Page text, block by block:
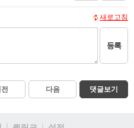
새로고침
등록
다음 댓글보기